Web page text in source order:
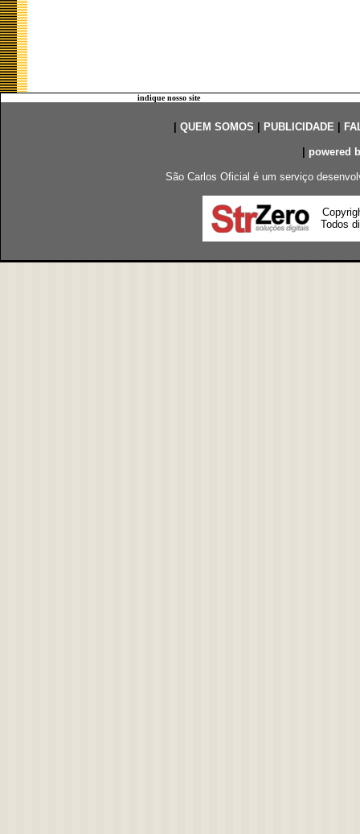
indique nosso site
QUEM SOMOS PUBLICIDADE|
powered
São Carlos Oficial é um serviço
Todos